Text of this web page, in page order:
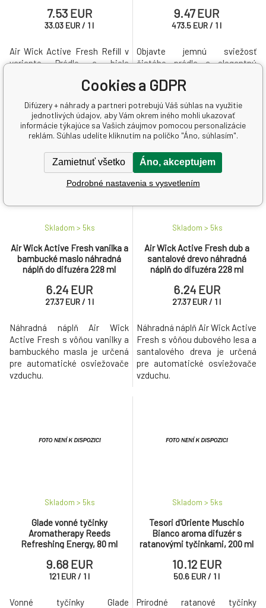
7.53 EUR
33.03 EUR/ 1 l
Air Wick Active Fresh Refill v
variante Prádlo a biela
osviežovač vzduchu, ktorý
sviežu vôňu čistého prádla s
jemnými kvetinovými tónmi
bielej orchidey.
9.47 EUR
473.5 EUR/ 1 l
Objavte jemnú sviežosť
čistého prádla a elegantnú
difuzérom Air Wick Essential
Air Wick Active Fresh vanilka a
bambucké maslo náhradná
náplň do difuzéra 228 ml
Skladom > 5ks
6.24 EUR
27.37 EUR / 1 l
Náhradná náplň Air Wick
Active Fresh s vôňou vanilky a
bambuckého masla je určená
pre automatické osviežovače
vzduchu.
Air Wick Active Fresh dub a
santalové drevo náhradná
náplň do difuzéra 228 ml
Skladom > 5ks
6.24 EUR
27.37 EUR/ 1 l
Náhradná náplň Air Wick Active
Fresh s vôňou dubového lesa a
santalového dreva je určená
pre automatické osviežovače
vzduchu.
Glade vonné tyčinky
Aromatherapy Reeds
Refreshing Energy, 80 ml
Skladom > 5ks
9.68 EUR
121 EUR/ 1 l
Vonné tyčinky Glade
Tesori d'Oriente Muschio
Bianco aroma difuzér s
ratanovými tyčinkami, 200 ml
Skladom > 5ks
10.12 EUR
50.6 EUR/ 1 l
Prírodné ratanové tyčinky
Cookies a GDPR
Difúzery + náhrady a partneri potrebujú Váš súhlas na využitie
jednotlivých údajov, aby Vám okrem iného mohli ukazovať
informácie týkajúce sa Vašich záujmov pomocou personalizácie
reklám. Súhlas udelíte kliknutím na políčko "Áno, súhlasím".
Zamietnuť všetko Áno, akceptujem
Podrobné nastavenia s vysvetlením